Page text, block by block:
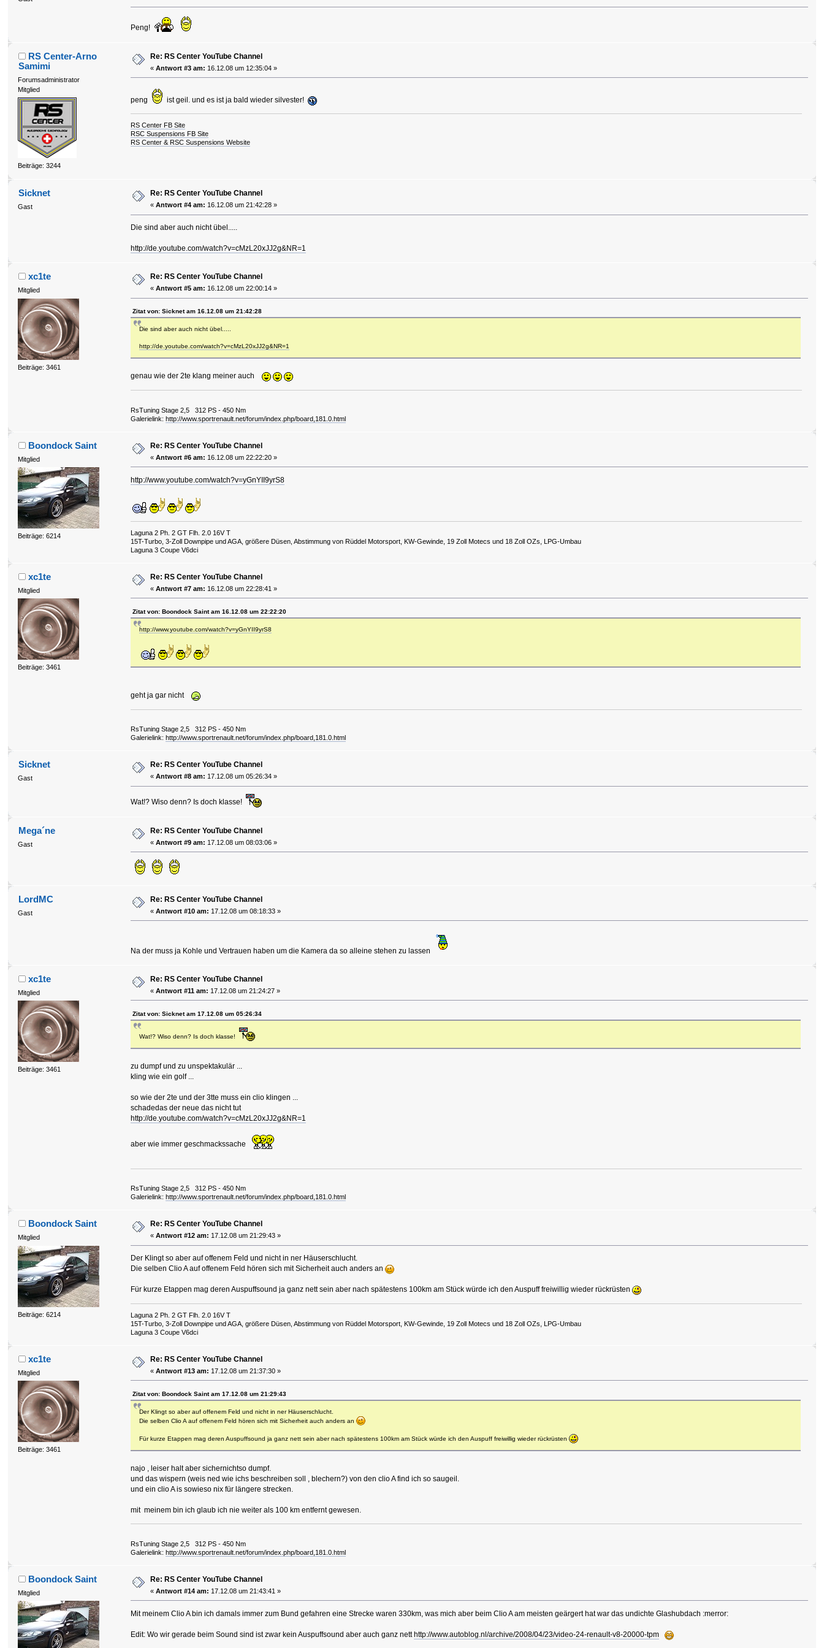
Peng!
RS Center-Arno
Samimi
Forumsadministrator
Mitglied
Beiträge: 3244
Re: RS Center YouTube Channel
«Antwort #3 am: 16.12.08 um 12:35:04 »
peng ist geil. und es ist ja bald wieder silvester!
RS Center FB Site
RSC Suspensions FB Site
RS Center & RSC Suspensions Website
Sicknet
Gast
Re: RS Center YouTube Channel
«Antwort #4 am: 16.12.08 um 21:42:28 »
Die sind aber auch nicht übel.....
http://de.youtube.com/watch?v=cMzL20xJJ2g&NR=1
xc1te
Mitglied
Beiträge: 3461
Re: RS Center YouTube Channel
«Antwort #5 am: 16.12.08 um 22:00:14 »
Zitat von: Sicknet am 16.12.08 um 21:42:28
Die sind aber auch nicht übel.....
http://de.youtube.com/watch?v=cMzL20xJJ2g&NR=1
genau wie der 2te klang meiner auch
RsTuning Stage 2,5 312 PS - 450 Nm
Galerielink:http://www.sportrenault.net/forum/index.php/board,181.0.html
Boondock Saint
Mitglied
Beiträge: 6214
Re: RS Center YouTube Channel
«Antwort #6 am: 16.12.08 um 22:22:20 »
http://www.youtube.com/watch?v=yGnYII9yrS8
Laguna 2 Ph. 2 GT Flh. 2.0 16V T
15T-Turbo, 3-Zoll Downpipe und AGA, größere Düsen, Abstimmung von Rüddel Motorsport, KW-Gewinde, 19 Zoll Motecs und 18 Zoll OZs, LPG-Umbau
Laguna 3 Coupe V6dci
xc1te
Mitglied
Beiträge: 3461
Re: RS Center YouTube Channel
«Antwort #7 am: 16.12.08 um 22:28:41 »
Zitat von: Boondock Saint am 16.12.08 um 22:22:20
http://www.youtube.com/watch?v=yGnYII9yrS8
geht ja gar nicht
RsTuning Stage 2,5 312 PS - 450 Nm
Galerielink: http://www.sportrenault.net/forum/index.php/board,181.0.html
Sicknet
Gast
Re: RS Center YouTube Channel
«Antwort #8 am: 17.12.08 um 05:26:34 »
Wat!? Wiso denn? Is doch klasse!
Mega´ne
Gast
Re: RS Center YouTube Channel
«Antwort #9 am: 17.12.08 um 08:03:06 »
LordMC
Gast
Re: RS Center YouTube Channel
«Antwort #10 am: 17.12.08 um 08:18:33 »
Na der muss ja Kohle und Vertrauen haben um die Kamera da so alleine stehen zu lassen
xc1te
Mitglied
Beiträge: 3461
Re: RS Center YouTube Channel
«Antwort #11 am: 17.12.08 um 21:24:27 »
Zitat von: Sicknet am 17.12.08 um 05:26:34
Wat!? Wiso denn? Is doch klasse!
zu dumpf und zu unspektakulär ...
kling wie ein golf ...
so wie der 2te und der 3tte muss ein clio klingen ...
schadedas der neue das nicht tut
http://de.youtube.com/watch?v=cMzL20xJJ2g&NR=1
aber wie immer geschmackssache
RsTuning Stage 2,5 312 PS - 450 Nm
Galerielink: http://www.sportrenault.net/forum/index.php/board,181.0.html
Boondock Saint
Mitglied
Beiträge: 6214
Re: RS Center YouTube Channel
«Antwort #12 am: 17.12.08 um 21:29:43 »
Der Klingt so aber auf offenem Feld und nicht in ner Häuserschlucht.
Die selben Clio A auf offenem Feld hören sich mit Sicherheit auch anders an
Für kurze Etappen mag deren Auspuffsound ja ganz nett sein aber nach spätestens 100km am Stück würde ich den Auspuff freiwillig wieder rückrüsten
Laguna 2 Ph. 2 GT Flh. 2.0 16V T
15T-Turbo, 3-Zoll Downpipe und AGA, größere Düsen, Abstimmung von Rüddel Motorsport, KW-Gewinde, 19 Zoll Motecs und 18 Zoll OZs, LPG-Umbau
Laguna 3 Coupe V6dci
xc1te
Mitglied
Beiträge: 3461
Re: RS Center YouTube Channel
«Antwort #13 am: 17.12.08 um 21:37:30 »
Zitat von: Boondock Saint am 17.12.08 um 21:29:43
Der Klingt so aber auf offenem Feld und nicht in ner Häuserschlucht.
Die selben Clio A auf offenem Feld hören sich mit Sicherheit auch anders an
Für kurze Etappen mag deren Auspuffsound ja ganz nett sein aber nach spätestens 100km am Stück würde ich den Auspuff freiwillig wieder rückrüsten
najo , leiser halt aber sichernichtso dumpf.
und das wispern (weis ned wie ichs beschreiben soll , blechern?) von den clio A find ich so saugeil.
und ein clio A is sowieso nix für längere strecken.
mit meinem bin ich glaub ich nie weiter als 100 km entfernt gewesen.
RsTuning Stage 2,5 312 PS - 450 Nm
Galerielink:http://www.sportrenault.net/forum/index.php/board,181.0.html
Boondock Saint
Mitglied
Re: RS Center YouTube Channel
«Antwort #14 am: 17.12.08 um 21:43:41 »
Mit meinem Clio A bin ich damals immer zum Bund gefahren eine Strecke waren 330km, was mich aber beim Clio A am meisten geärgert hat war das undichte Glashubdach :merror:
Edit: Wo wir gerade beim Sound sind ist zwar kein Auspuffsound aber auch ganz nett http://www.autoblog.nl/archive/2008/04/23/video-24-renault-v8-20000-tpm